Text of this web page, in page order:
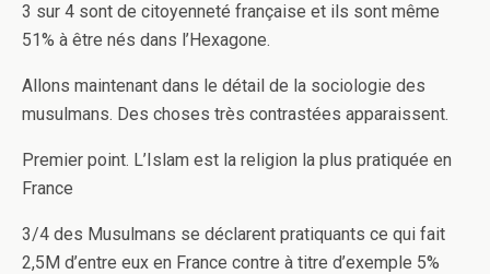
3 sur 4 sont de citoyenneté française et ils sont même
51% à être nés dans l’Hexagone.
Allons maintenant dans le détail de la sociologie des
musulmans. Des choses très contrastées apparaissent.
Premier point. L’Islam est la religion la plus pratiquée en
France
3/4 des Musulmans se déclarent pratiquants ce qui fait
2,5M d’entre eux en France contre à titre d’exemple 5%